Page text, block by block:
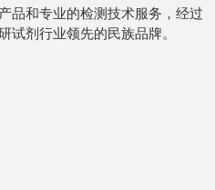
品和专业的检测技术服务，经过
剂行业领先的民族品牌。